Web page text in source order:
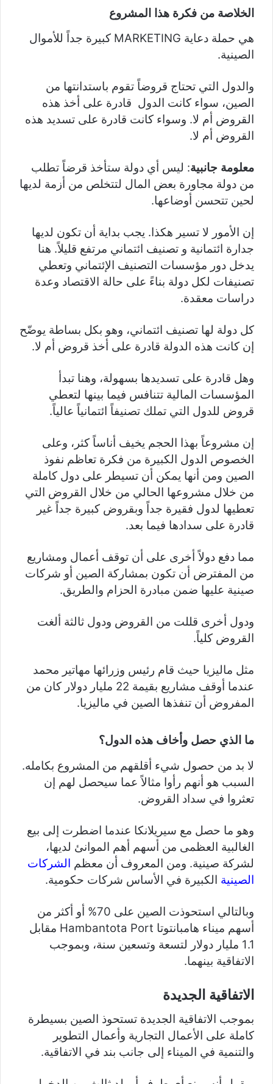
الخلاصة من فكرة هذا المشروع
هي حملة دعاية MARKETING كبيرة جداً للأموال
الصينية.
والدول التي تحتاج قروضاً تقوم باستدانتها من
الصين، سواء كانت الدول قادرة على أخذ هذه
القروض أم لا. وسواء كانت قادرة على تسديد هذه
القروض أم لا.
معلومة جانبية: ليس أي دولة ستأخذ قرضاً تطلب
من دولة مجاورة بعض المال لتتخلص من أزمة لديها
لحين تتحسن أوضاعها.
إن الأمور لا تسير هكذا. يجب بداية أن تكون لديها
جدارة ائتمانية و تصنيف ائتماني مرتفع قليلاً. هنا
يدخل دور مؤسسات التصنيف الإئتماني وتعطي
تصنيفات لكل دولة بناءً على حالة الاقتصاد وعدة
دراسات معقدة.
كل دولة لها تصنيف ائتماني، وهو بكل بساطة يوضّح
إن كانت هذه الدولة قادرة على أخذ قروض أم لا.
وهل قادرة على تسديدها بسهولة، وهنا تبدأ
المؤسسات المالية تتنافس فيما بينها لتعطي
قروض للدول التي تملك تصنيفاً ائتمانياً عالياً.
إن مشروعاً بهذا الحجم يخيف أناساً كثر، وعلى
الخصوص الدول الكبيرة من فكرة تعاظم نفوذ
الصين ومن أنها يمكن أن تسيطر على دول كاملة
من خلال مشروعها الحالي من خلال القروض التي
تعطيها لدول فقيرة جداً وبقروض كبيرة جداً غير
قادرة على سدادها فيما بعد.
مما دفع دولاً أخرى على أن توقف أعمال ومشاريع
من المفترض أن تكون بمشاركة الصين أو شركات
صينية عليها ضمن مبادرة الحزام والطريق.
ودول أخرى قللت من القروض ودول ثالثة ألغت
القروض كلياً.
مثل ماليزيا حيث قام رئيس وزرائها مهاتير محمد
عندما أوقف مشاريع بقيمة 22 مليار دولار كان من
المفروض أن تنفذها الصين في ماليزيا.
ما الذي حصل وأخاف هذه الدول؟
لا بد من حصول شيء أقلقهم من المشروع بكامله.
السبب هو أنهم رأوا مثالاً عما سيحصل لهم إن
تعثروا في سداد القروض.
وهو ما حصل مع سيريلانكا عندما اضطرت إلى بيع
الغالبية العظمى من أسهم أهم الموانئ لديها،
لشركة صينية. ومن المعروف أن معظم الشركات
الصينية الكبيرة في الأساس شركات حكومية.
وبالتالي استحوذت الصين على 70% أو أكثر من
أسهم ميناء هامبانتوتا Hambantota Port مقابل
1.1 مليار دولار لتسعة وتسعين سنة، وبموجب
الاتفاقية بينهما.
الاتفاقية الجديدة
بموجب الاتفاقية الجديدة تستحوذ الصين بسيطرة
كاملة على الأعمال التجارية وأعمال التطوير
والتنمية في الميناء إلى جانب بند في الاتفاقية.